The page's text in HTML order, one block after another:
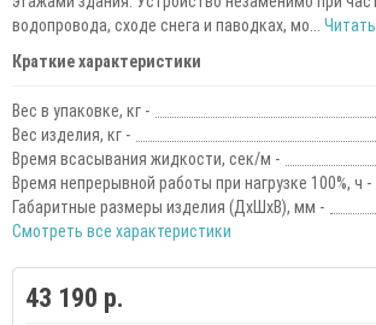
водопровода, сходе снега и паводках, мо... Читать
Краткие характеристики
Вес в упаковке, кг -
Вес изделия, кг -
Время всасывания жидкости, сек/м -
Время непрерывной работы при нагрузке 100%, ч -
Габаритные размеры изделия (ДхШхВ), мм -
Смотреть все характеристики
43 190 р.